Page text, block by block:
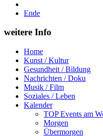
Ende
weitere Info
Home
Kunst / Kultur
Gesundheit / Bildung
Nachrichten / Doku
Musik / Film
Soziales / Leben
Kalender
TOP Events am
Morgen
Übermorgen